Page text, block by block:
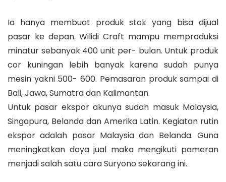
Ia hanya membuat produk stok yang bisa dijual
pasar ke depan. Wilidi Craft mampu memproduksi
minatur sebanyak 400 unit per- bulan. Untuk produk
cor kuningan lebih banyak karena sudah punya
mesin yakni 500- 600. Pemasaran produk sampai di
Bali, Jawa, Sumatra dan Kalimantan.
Untuk pasar ekspor akunya sudah masuk Malaysia,
Singapura, Belanda dan Amerika Latin. Kegiatan rutin
ekspor adalah pasar Malaysia dan Belanda. Guna
meningkatkan daya jual maka mengikuti pameran
menjadi salah satu cara Suryono sekarang ini.